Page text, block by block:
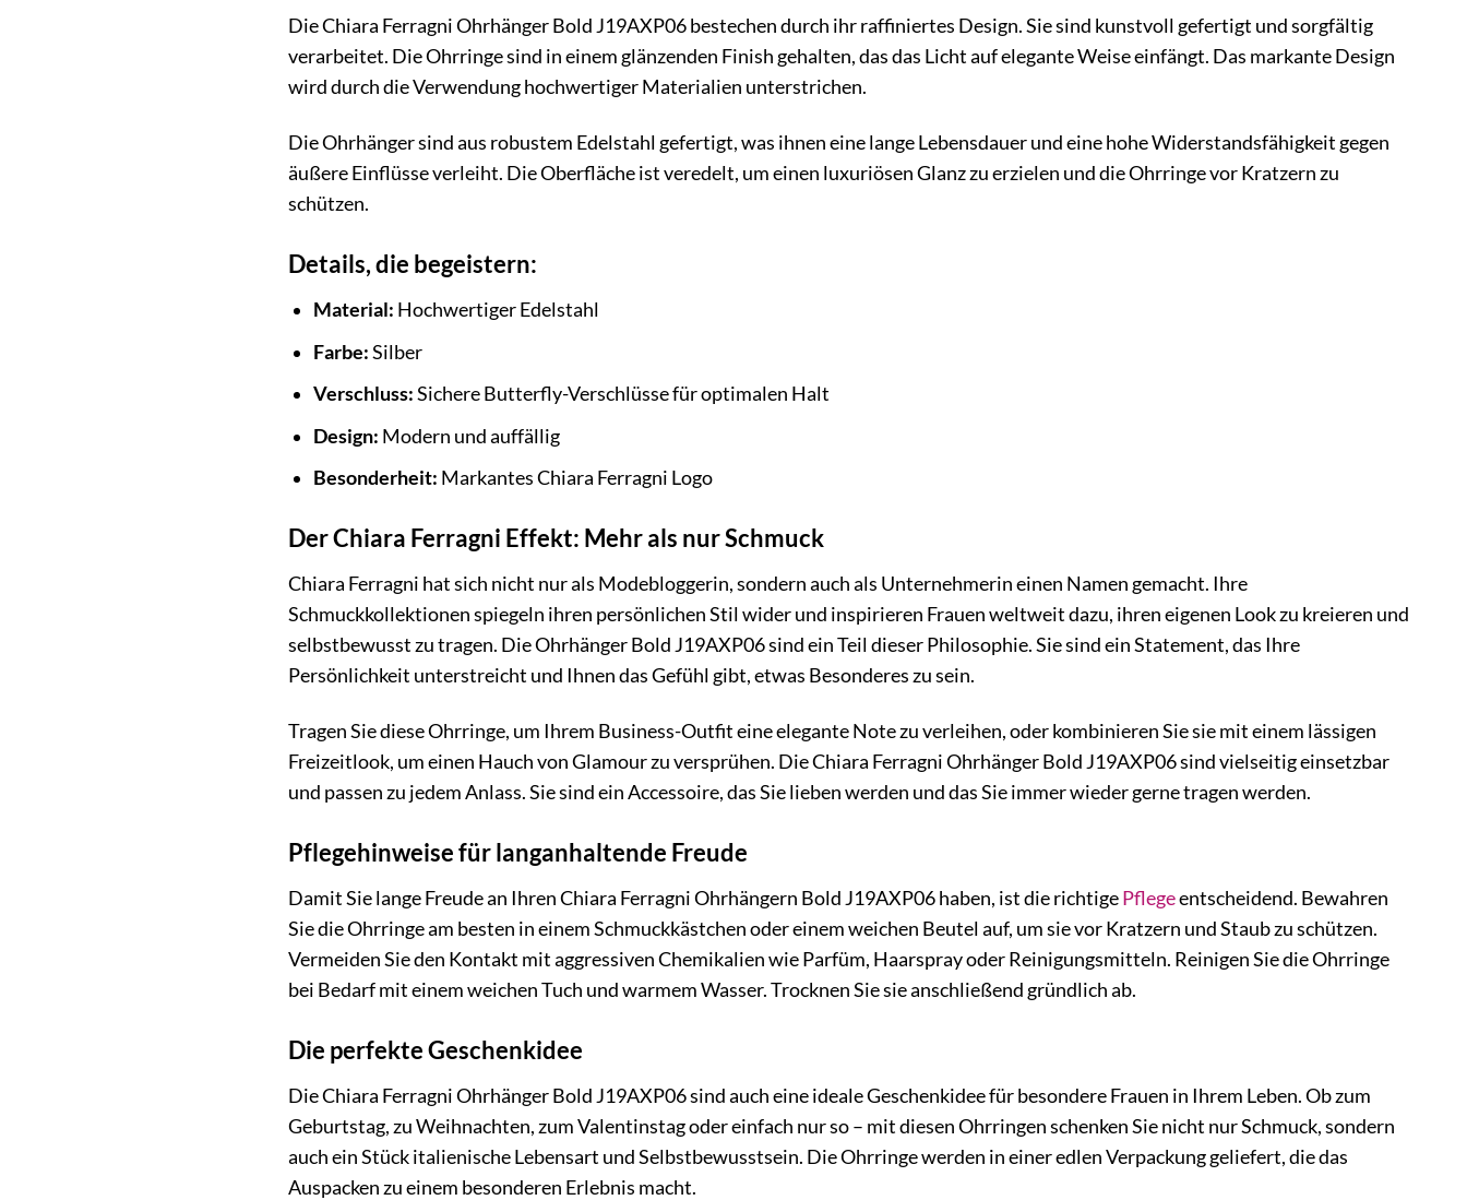
Die Chiara Ferragni Ohrhänger Bold J19AXP06 bestechen durch ihr raffiniertes Design. Sie sind kunstvoll gefertigt und sorgfältig
verarbeitet. Die Ohrringe sind in einem glänzenden Finish gehalten, das das Licht auf elegante Weise einfängt. Das markante Design
wird durch die Verwendung hochwertiger Materialien unterstrichen.
Die Ohrhänger sind aus robustem Edelstahl gefertigt, was ihnen eine lange Lebensdauer und eine hohe Widerstandsfähigkeit gegen
äußere Einflüsse verleiht. Die Oberfläche ist veredelt, um einen luxuriösen Glanz zu erzielen und die Ohrringe vor Kratzern zu
schützen.
Details, die begeistern:
Material: Hochwertiger Edelstahl
Farbe:Silber
Verschluss:Sichere Butterfly-Verschlüsse für optimalen Halt
Design: Modern und auffällig
Besonderheit: Markantes Chiara Ferragni Logo
Der Chiara Ferragni Effekt: Mehr als nur Schmuck
Chiara Ferragni hat sich nicht nur als Modebloggerin, sondern auch als Unternehmerin einen Namen gemacht. Ihre
Schmuckkollektionen spiegeln ihren persönlichen Stil wider und inspirieren Frauen weltweit dazu, ihren eigenen Look zu kreieren und
selbstbewusst zu tragen. Die Ohrhänger Bold J19AXP06 sind ein Teil dieser Philosophie. Sie sind ein Statement, das Ihre
Persönlichkeit unterstreicht und Ihnen das Gefühl gibt, etwas Besonderes zu sein.
Tragen Sie diese Ohrringe, um Ihrem Business-Outfit eine elegante Note zu verleihen, oder kombinieren Sie sie mit einem lässigen
Freizeitlook, um einen Hauch von Glamour zu versprühen. Die Chiara Ferragni Ohrhänger Bold J19AXP06 sind vielseitig einsetzbar
und passen zu jedem Anlass. Sie sind ein Accessoire, das Sie lieben werden und das Sie immer wieder gerne tragen werden.
Pflegehinweise für langanhaltende Freude
Damit Sie lange Freude an Ihren Chiara Ferragni Ohrhängern Bold J19AXP06 haben, ist die richtigePflegeentscheidend. Bewahren
Sie die Ohrringe am besten in einem Schmuckkästchen oder einem weichen Beutel auf, um sie vor Kratzern und Staub zu schützen.
Vermeiden Sie den Kontakt mit aggressiven Chemikalien wie Parfüm, Haarspray oder Reinigungsmitteln. Reinigen Sie die Ohrringe
bei Bedarf mit einem weichen Tuch und warmem Wasser. Trocknen Sie sie anschließend gründlich ab.
Die perfekte Geschenkidee
Die Chiara Ferragni Ohrhänger Bold J19AXP06 sind auch eine ideale Geschenkidee für besondere Frauen in Ihrem Leben. Ob zum
Geburtstag, zu Weihnachten, zum Valentinstag oder einfach nur so – mit diesen Ohrringen schenken Sie nicht nur Schmuck, sondern
auch ein Stück italienische Lebensart und Selbstbewusstsein. Die Ohrringe werden in einer edlen Verpackung geliefert, die das
Auspacken zu einem besonderen Erlebnis macht.